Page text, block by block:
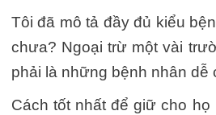
Tôi đã mô tả đầy đủ kiểu
chưa? Ngoại trừ một vài
phải là những bệnh nhân dễ
Cách tốt nhất để giữ cho họ